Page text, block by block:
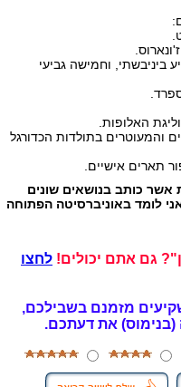
ביניבשתי, וחמישה גביעי
האלופות.
והמעוטרים בתולדות הכדורגל
אשר כותב בנושאים שונים
לומד באוניברסיטה הפתוחה
גם אתם יכולים! לחצו
מזמנם בשבילכם,
את דעתכם.